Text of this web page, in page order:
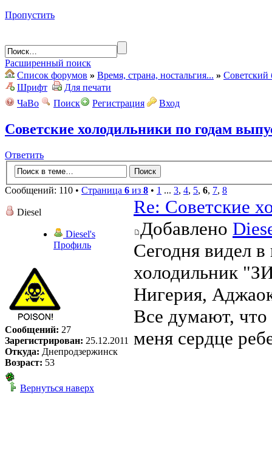
Пропустить
Расширенный поиск
Список форумов » Время, страна, ностальгия... » Советский
Шрифт
Для печати
ЧаВо
Поиск Регистрация Вход
Советские холодильники по годам
Ответить
Сообщений: 110 • Страница 6 из 8 • 1 ... 3, 4, 5, 6, 7, 8
Diesel
Diesel's
Профиль
Сообщений: 27
Зарегистрирован: 25.12.2011
Откуда: Днепродзержинск
Возраст: 53
Re: Советские
Добавлено
Сегодня видел
холодильник
Нигерия,
Все думают, что
меня сердце
Вернуться наверх